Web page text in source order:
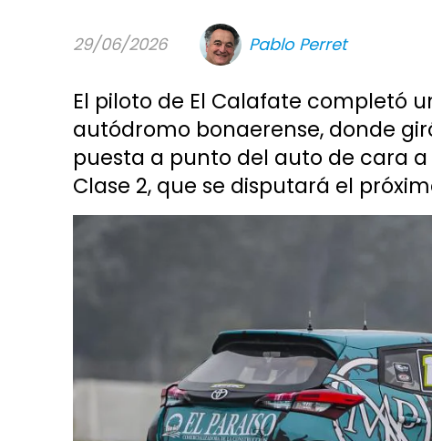
El piloto de El Calafate completó
autódromo bonaerense, donde
puesta a punto del auto de cara
Clase 2, que se disputará el
29/06/2026 Pablo Perret